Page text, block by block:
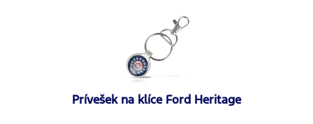
Prívešek na klíce Ford Heritage